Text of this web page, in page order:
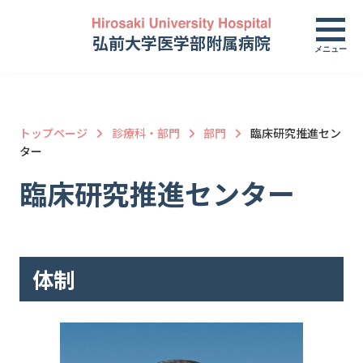
弘前大学医学部附属病院 メニュー
トップページ 診療科・部門 部門
臨床研究推進セン
ター
臨床研究推進センター
体制